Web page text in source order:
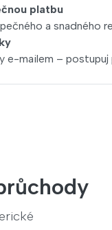
platbu
a snadného
e-mailem –